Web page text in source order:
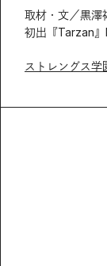
取材・文／黒
初出『Tarzan
ストレングス学